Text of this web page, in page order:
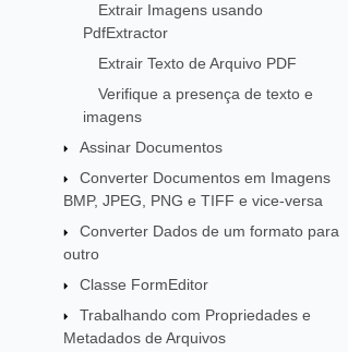
Extrair Imagens usando
PdfExtractor
Extrair Texto de Arquivo PDF
Verifique a presença de texto e
imagens
Assinar Documentos
Converter Documentos em Imagens
BMP, JPEG, PNG e TIFF e vice-versa
Converter Dados de um formato para
outro
Classe FormEditor
Trabalhando com Propriedades e
Metadados de Arquivos